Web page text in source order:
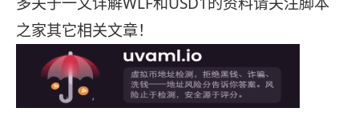
之家其它相关文章！